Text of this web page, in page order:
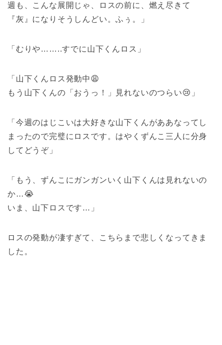
週も、こんな展開じゃ、ロスの前に、燃え尽きて
『灰』になりそうしんどい。ふぅ。」
「むりや……..すでに山下くんロス」
「山下くんロス発動中😩
もう山下くんの「おうっ！」見れないのつらい😢」
「今週のはじこいは大好きな山下くんがああなってし
まったので完璧にロスです。はやくずんこ三人に分身
してどうぞ」
「もう、ずんこにガンガンいく山下くんは見れないの
か…😭
いま、山下ロスです…」
ロスの発動が凄すぎて、こちらまで悲しくなってきま
した。